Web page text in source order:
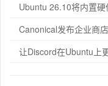
Ubuntu 26.10将内置
Canonical发布企业商
让Discord在Ubuntu上